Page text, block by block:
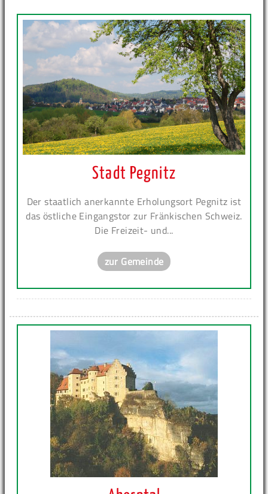
Stadt Pegnitz
Der staatlich anerkannte Erholungsort Pegnitz ist
das östliche Eingangstor zur Fränkischen Schweiz.
Die Freizeit- und...
zur Gemeinde